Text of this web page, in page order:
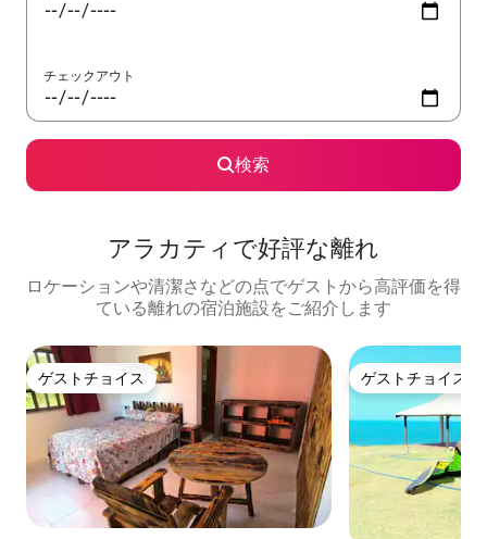
チェックアウト
検索
アラカティで好評な離れ
ロケーションや清潔さなどの点でゲストから高評価を得
ている離れの宿泊施設をご紹介します
ゲストチョイス
ゲストチョイス ゲストチョイス
ゲストチョイス